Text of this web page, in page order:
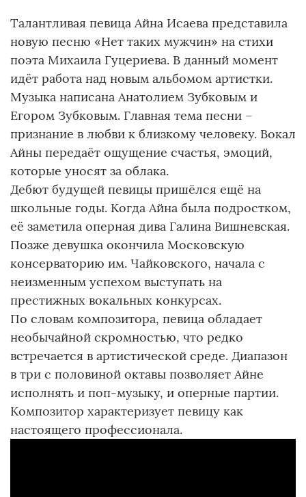
Талантливая певица Айна Исаева представила
новую песню «Нет таких мужчин» на стихи
поэта Михаила Гуцериева. В данный момент
идёт работа над новым альбомом артистки.
Музыка написана Анатолием Зубковым и
Егором Зубковым. Главная тема песни –
признание в любви к близкому человеку. Вокал
Айны передаёт ощущение счастья, эмоций,
которые уносят за облака.
Дебют будущей певицы пришёлся ещё на
школьные годы. Когда Айна была подростком,
её заметила оперная дива Галина Вишневская.
Позже девушка окончила Московскую
консерваторию им. Чайковского, начала с
неизменным успехом выступать на
престижных вокальных конкурсах.
По словам композитора, певица обладает
необычайной скромностью, что редко
встречается в артистической среде. Диапазон
в три с половиной октавы позволяет Айне
исполнять и поп-музыку, и оперные партии.
Композитор характеризует певицу как
настоящего профессионала.